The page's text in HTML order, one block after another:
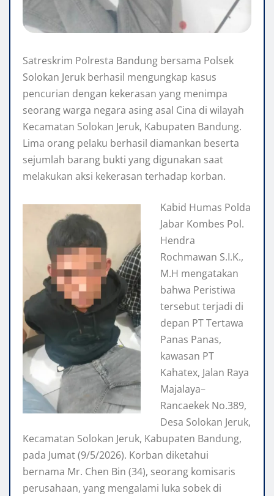
Satreskrim Polresta Bandung bersama Polsek
Solokan Jeruk berhasil mengungkap kasus
pencurian dengan kekerasan yang menimpa
seorang warga negara asing asal Cina di wilayah
Kecamatan Solokan Jeruk, Kabupaten Bandung.
Lima orang pelaku berhasil diamankan beserta
sejumlah barang bukti yang digunakan saat
melakukan aksi kekerasan terhadap korban.
Kabid Humas Polda
Jabar Kombes Pol.
Hendra
Rochmawan S.I.K.,
M.H mengatakan
bahwa Peristiwa
tersebut terjadi di
depan PT Tertawa
Panas Panas,
kawasan PT
Kahatex, Jalan Raya
Majalaya–
Rancaekek No.389,
Desa Solokan Jeruk,
Kecamatan Solokan Jeruk, Kabupaten Bandung,
pada Jumat (9/5/2026). Korban diketahui
bernama Mr. Chen Bin (34), seorang komisaris
perusahaan, yang mengalami luka sobek di